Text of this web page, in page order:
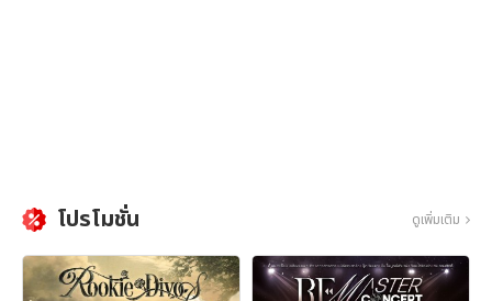
โปรโมชั่น ดูเพิ่มเติม